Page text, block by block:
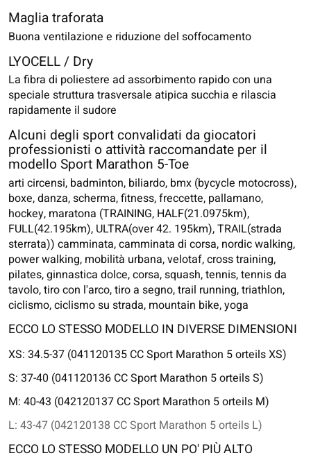
Maglia traforata
Buona ventilazione e riduzione del soffocamento
LYOCELL / Dry
La fibra di poliestere ad assorbimento rapido con una
speciale struttura trasversale atipica succhia e rilascia
rapidamente il sudore
Alcuni degli sport convalidati da giocatori
professionisti o attività raccomandate per il
modello Sport Marathon 5-Toe
arti circensi, badminton, biliardo, bmx (bycycle motocross),
boxe, danza, scherma, fitness, freccette, pallamano,
hockey, maratona (TRAINING, HALF(21.0975km),
FULL(42.195km), ULTRA(over 42. 195km), TRAIL(strada
sterrata)) camminata, camminata di corsa, nordic walking,
power walking, mobilità urbana, velotaf, cross training,
pilates, ginnastica dolce, corsa, squash, tennis, tennis da
tavolo, tiro con l'arco, tiro a segno, trail running, triathlon,
ciclismo, ciclismo su strada, mountain bike, yoga
ECCO LO STESSO MODELLO IN DIVERSE DIMENSIONI
XS: 34.5-37 (041120135 CC Sport Marathon 5 orteils XS)
S: 37-40 (041120136 CC Sport Marathon 5 orteils S)
M: 40-43 (042120137 CC Sport Marathon 5 orteils M)
L: 43-47 (042120138 CC Sport Marathon 5 orteils L)
ECCO LO STESSO MODELLO UN PO' PIÙ ALTO